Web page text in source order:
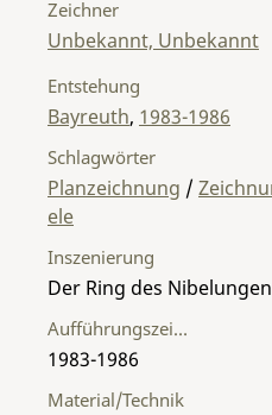
Zeichner
Unbekannt, Unbekannt
Entstehung
Bayreuth, 1983-1986
Material/Technik
Inszenierung
Der Ring des Nibelungen
Aufführungszeitraum
1983-1986
Schlagwörter
Planzeichnung /
ele